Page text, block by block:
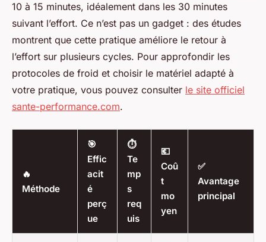
10 à 15 minutes, idéalement dans les 30 minutes
suivant l’effort. Ce n’est pas un gadget : des études
montrent que cette pratique améliore le retour à
l’effort sur plusieurs cycles. Pour approfondir les
protocoles de froid et choisir le matériel adapté à
votre pratique, vous pouvez consulter le site officiel
sante-performance.com.
🔥
Méthode
🎯
Effic
acit
é
perç
ue
⏱
Te
mp
s
req
uis
💶
Coû
t
mo
yen
✅
Avantage
principal